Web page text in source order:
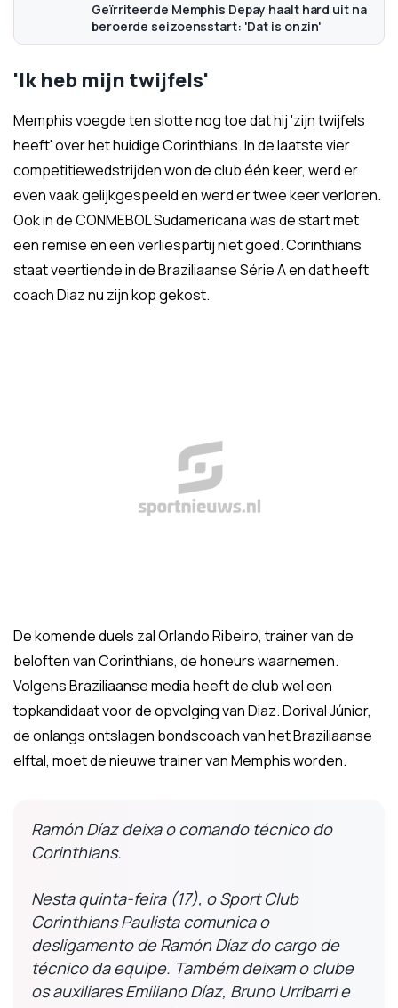
Geïrriteerde Memphis Depay haalt hard uit na
beroerde seizoensstart: 'Dat is onzin'
'Ik heb mijn twijfels'
Memphis voegde ten slotte nog toe dat hij 'zijn twijfels
heeft' over het huidige Corinthians. In de laatste vier
competitiewedstrijden won de club één keer, werd er
even vaak gelijkgespeeld en werd er twee keer verloren.
Ook in de CONMEBOL Sudamericana was de start met
een remise en een verliespartij niet goed. Corinthians
staat veertiende in de Braziliaanse Série A en dat heeft
coach Diaz nu zijn kop gekost.
De komende duels zal Orlando Ribeiro, trainer van de
beloften van Corinthians, de honeurs waarnemen.
Volgens Braziliaanse media heeft de club wel een
topkandidaat voor de opvolging van Diaz. Dorival Júnior,
de onlangs ontslagen bondscoach van het Braziliaanse
elftal, moet de nieuwe trainer van Memphis worden.
Ramón Díaz deixa o comando técnico do
Corinthians.
Nesta quinta-feira (17), o Sport Club
Corinthians Paulista comunica o
desligamento de Ramón Díaz do cargo de
técnico da equipe. Também deixam o clube
os auxiliares Emiliano Díaz, Bruno Urribarri e